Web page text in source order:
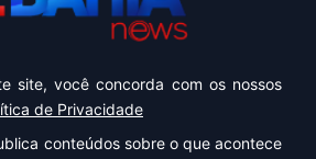
site, você concorda com os nossos
de Privacidade
conteúdos sobre o que acontece